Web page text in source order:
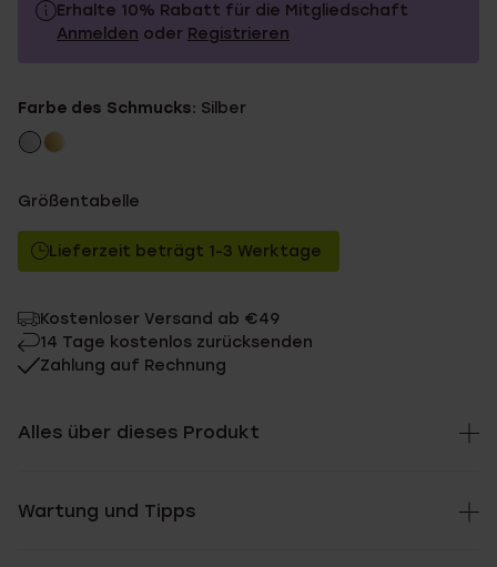
Erhalte 10% Rabatt für die Mitgliedschaft
Anmelden oder Registrieren
Ohne Mitgliederrabatt
Farbe des Schmucks: Silber
Größentabelle
Lieferzeit beträgt 1-3 Werktage
Kostenloser Versand ab €49
14 Tage kostenlos zurücksenden
Zahlung auf Rechnung
Alles über dieses Produkt
Wartung und Tipps